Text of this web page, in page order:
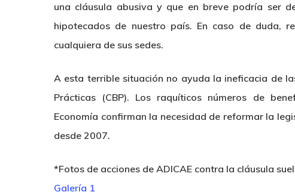
una cláusula abusiva y que en breve podría ser
hipotecados de nuestro país. En caso de duda,
cualquiera de sus sedes.
A esta terrible situación no ayuda la ineficacia de
Prácticas (CBP). Los raquíticos números de
Economía confirman la necesidad de reformar la
desde 2007.
*Fotos de acciones de ADICAE contra la cláusula
Galería 1